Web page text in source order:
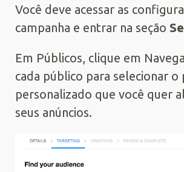
Você deve acessar as
campanha e entrar na seção
Em Públicos, clique em
cada público para selecionar o
personalizado que você quer
seus anúncios.